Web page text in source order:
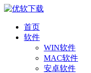
首页
软件
WIN软件
MAC软件
安卓软件